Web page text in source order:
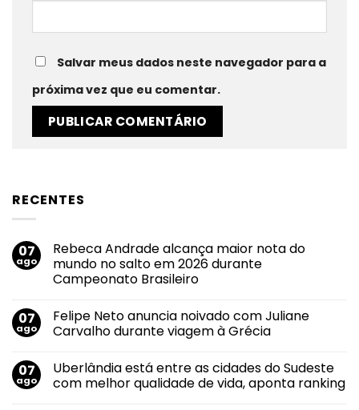
Salvar meus dados neste navegador para a
próxima vez que eu comentar.
RECENTES
07
ago
Rebeca Andrade alcança maior nota do
mundo no salto em 2026 durante
Campeonato Brasileiro
em
Rebeca
Andrade
nota
do
mundo
07
ago
Felipe Neto anuncia noivado com Juliane
Carvalho durante viagem à Grécia
em
Felipe
Neto
07
ago
Uberlândia está entre as cidades do Sudeste
com melhor qualidade de vida, aponta ranking